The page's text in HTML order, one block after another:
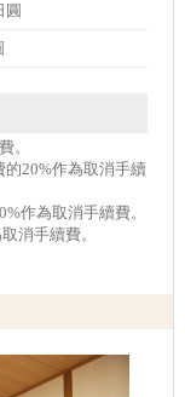
圓
。
20%作為取消手續
作為取消手續費。
消手續費。